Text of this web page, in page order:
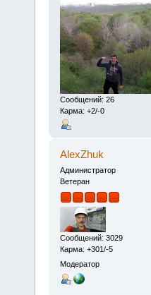
Сообщений: 26
Карма: +2/-0
AlexZhuk
Администратор
Ветеран
Сообщений: 3029
Карма: +301/-5
Модератор